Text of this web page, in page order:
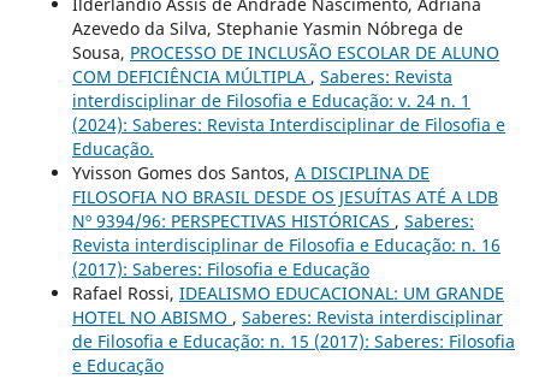
Azevedo da Silva, Stephanie Yasmin Nóbrega de
Sousa, PROCESSO DE INCLUSÃO ESCOLAR DE ALUNO
COM DEFICIÊNCIA MÚLTIPLA , Saberes: Revista
interdisciplinar de Filosofia e Educação: v. 24 n. 1
(2024): Saberes: Revista Interdisciplinar de Filosofia e
Educação.
Yvisson Gomes dos Santos, A DISCIPLINA DE
FILOSOFIA NO BRASIL DESDE OS JESUÍTAS ATÉ A LDB
Nº 9394/96: PERSPECTIVAS HISTÓRICAS , Saberes:
Revista interdisciplinar de Filosofia e Educação: n. 16
(2017): Saberes: Filosofia e Educação
Rafael Rossi, IDEALISMO EDUCACIONAL: UM GRANDE
HOTEL NO ABISMO , Saberes: Revista interdisciplinar
de Filosofia e Educação: n. 15 (2017): Saberes: Filosofia
e Educação